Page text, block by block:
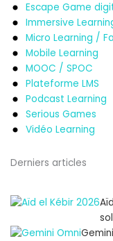
Escape Game
Immersive
Micro Learning /
Mobile Learning
MOOC / SPOC
Plateforme LMS
Podcast Learning
Serious Games
Vidéo Learning
Derniers articles